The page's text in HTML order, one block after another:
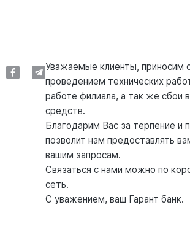
Уважаемые клиенты, приносим
проведением технических
работе филиала, а так же сбои
средств.
Благодарим Вас за терпение и
позволит нам предоставлять
вашим запросам.
Связаться с нами можно по
сеть.
С уважением, ваш Гарант банк.